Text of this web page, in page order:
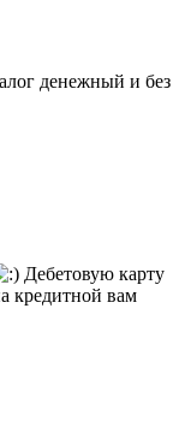
денежный и без
Дебетовую карту
кредитной вам